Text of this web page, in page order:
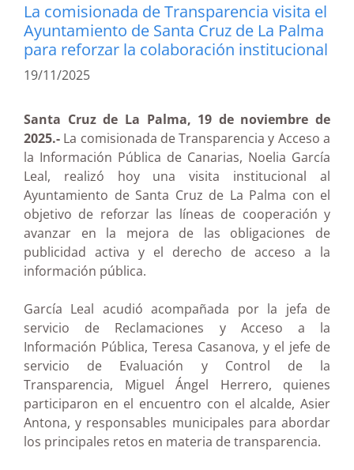
La comisionada de Transparencia visita el
Ayuntamiento de Santa Cruz de La Palma
para reforzar la colaboración institucional
19/11/2025
Santa Cruz de La Palma, 19 de noviembre de
2025.- La comisionada de Transparencia y Acceso a
la Información Pública de Canarias, Noelia García
Leal, realizó hoy una visita institucional al
Ayuntamiento de Santa Cruz de La Palma con el
objetivo de reforzar las líneas de cooperación y
avanzar en la mejora de las obligaciones de
publicidad activa y el derecho de acceso a la
información pública.
García Leal acudió acompañada por la jefa de
servicio de Reclamaciones y Acceso a la
Información Pública, Teresa Casanova, y el jefe de
servicio de Evaluación y Control de la
Transparencia, Miguel Ángel Herrero, quienes
participaron en el encuentro con el alcalde, Asier
Antona, y responsables municipales para abordar
los principales retos en materia de transparencia.